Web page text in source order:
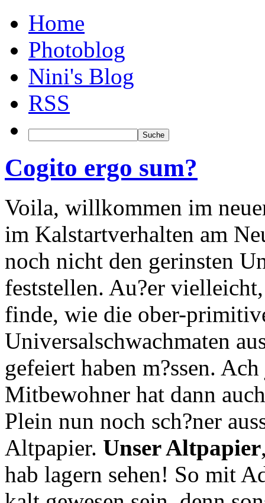
Home
Photoblog
Nini's Blog
RSS
Cogito ergo sum?
Voila, willkommen im
im Kalstartverhalten am
noch nicht den gerinsten
feststellen. Au?er
finde, wie die ober-
Universalschwachmaten
gefeiert haben m?ssen.
Mitbewohner hat dann
Plein nun noch sch?ner
Altpapier. Unser Altpapier
hab lagern sehen! So mit